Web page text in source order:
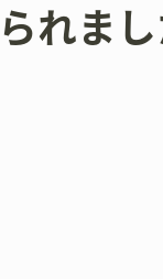
れまし